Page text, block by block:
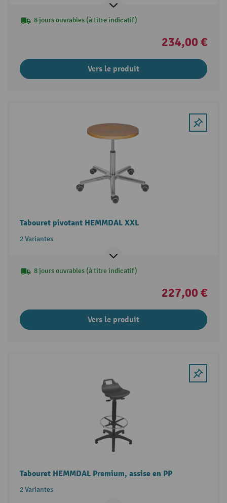
8 jours ouvrables (à titre indicatif)
234,00 €
Vers le produit
Tabouret pivotant HEMMDAL XXL
2 Variantes
8 jours ouvrables (à titre indicatif)
227,00 €
Vers le produit
Tabouret HEMMDAL Premium, assise en PP
2 Variantes